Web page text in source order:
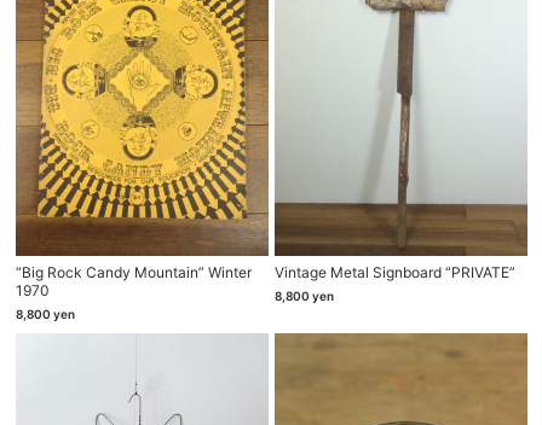
“Big Rock Candy Mountain” Winter
1970
8,800 yen
Vintage Metal Signboard “PRIVATE”
8,800 yen